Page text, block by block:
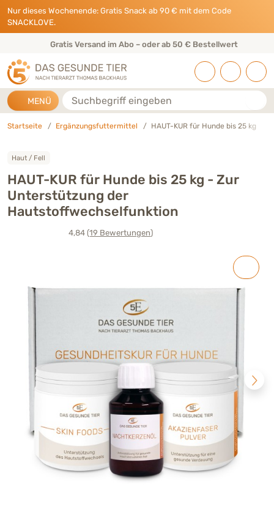
Direkt zu:
INHALT
HAUPTMENÜ
FOOTER
Nur dieses Wochenende: Gratis Snack ab 90 € mit dem Code
SNACKLOVE.
Gratis Versand im Abo – oder ab 50 € Bestellwert
MENÜ Suche
Startseite Ergänzungsfuttermittel HAUT-KUR für Hunde bis 25 kg
Haut / Fell
HAUT-KUR für Hunde bis 25 kg - Zur
Unterstützung der
Hautstoffwechselfunktion
4,84(19 Bewertungen)